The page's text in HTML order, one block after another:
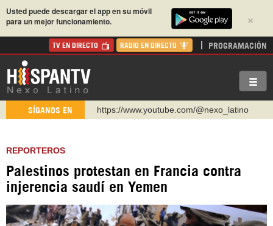
×
Usted puede descargar el app en su móvil
para un mejor funcionamiento.
TV EN DIRECTO RADIO EN DIRECTO PROGRAMACIÓN
SÍGANOS EN
https://www.youtube.com/@nexo_latino
https://urmedium.com/c/hispantv
WhatsApp y Viber: +98 921 79 29 404
https://www.facebook.com/Nexolatino.Canal
REPORTEROS
Palestinos protestan en Francia contra
injerencia saudí en Yemen